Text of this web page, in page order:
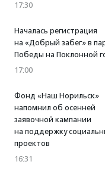
17:30
Началась регистрация
на «Добрый забег» в
Победы на Поклонной
17:00
Фонд «Наш Норильск»
напомнил об осенней
заявочной кампании
на поддержку
проектов
16:31